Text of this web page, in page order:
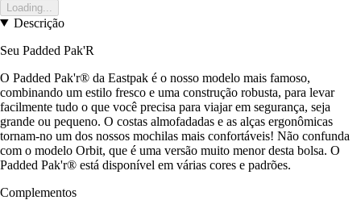
Loading...
Descrição
Seu Padded Pak'R
O Padded Pak'r® da Eastpak é o nosso modelo mais famoso,
combinando um estilo fresco e uma construção robusta, para levar
facilmente tudo o que você precisa para viajar em segurança, seja
grande ou pequeno. O costas almofadadas e as alças ergonômicas
tornam-no um dos nossos mochilas mais confortáveis! Não confunda
com o modelo Orbit, que é uma versão muito menor desta bolsa. O
Padded Pak'r® está disponível em várias cores e padrões.
Complementos